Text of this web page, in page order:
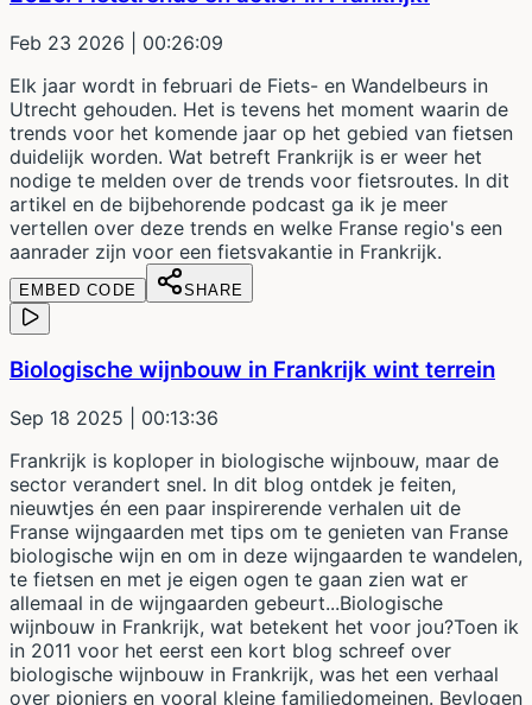
Feb 23 2026 | 00:26:09
Elk jaar wordt in februari de Fiets- en Wandelbeurs in
Utrecht gehouden. Het is tevens het moment waarin de
trends voor het komende jaar op het gebied van fietsen
duidelijk worden. Wat betreft Frankrijk is er weer het
nodige te melden over de trends voor fietsroutes. In dit
artikel en de bijbehorende podcast ga ik je meer
vertellen over deze trends en welke Franse regio's een
aanrader zijn voor een fietsvakantie in Frankrijk.
EMBED CODE SHARE
Biologische wijnbouw in Frankrijk wint terrein
Sep 18 2025 | 00:13:36
Frankrijk is koploper in biologische wijnbouw, maar de
sector verandert snel. In dit blog ontdek je feiten,
nieuwtjes én een paar inspirerende verhalen uit de
Franse wijngaarden met tips om te genieten van Franse
biologische wijn en om in deze wijngaarden te wandelen,
te fietsen en met je eigen ogen te gaan zien wat er
allemaal in de wijngaarden gebeurt...Biologische
wijnbouw in Frankrijk, wat betekent het voor jou?Toen ik
in 2011 voor het eerst een kort blog schreef over
biologische wijnbouw in Frankrijk, was het een verhaal
over pioniers en vooral kleine familiedomeinen. Bevlogen